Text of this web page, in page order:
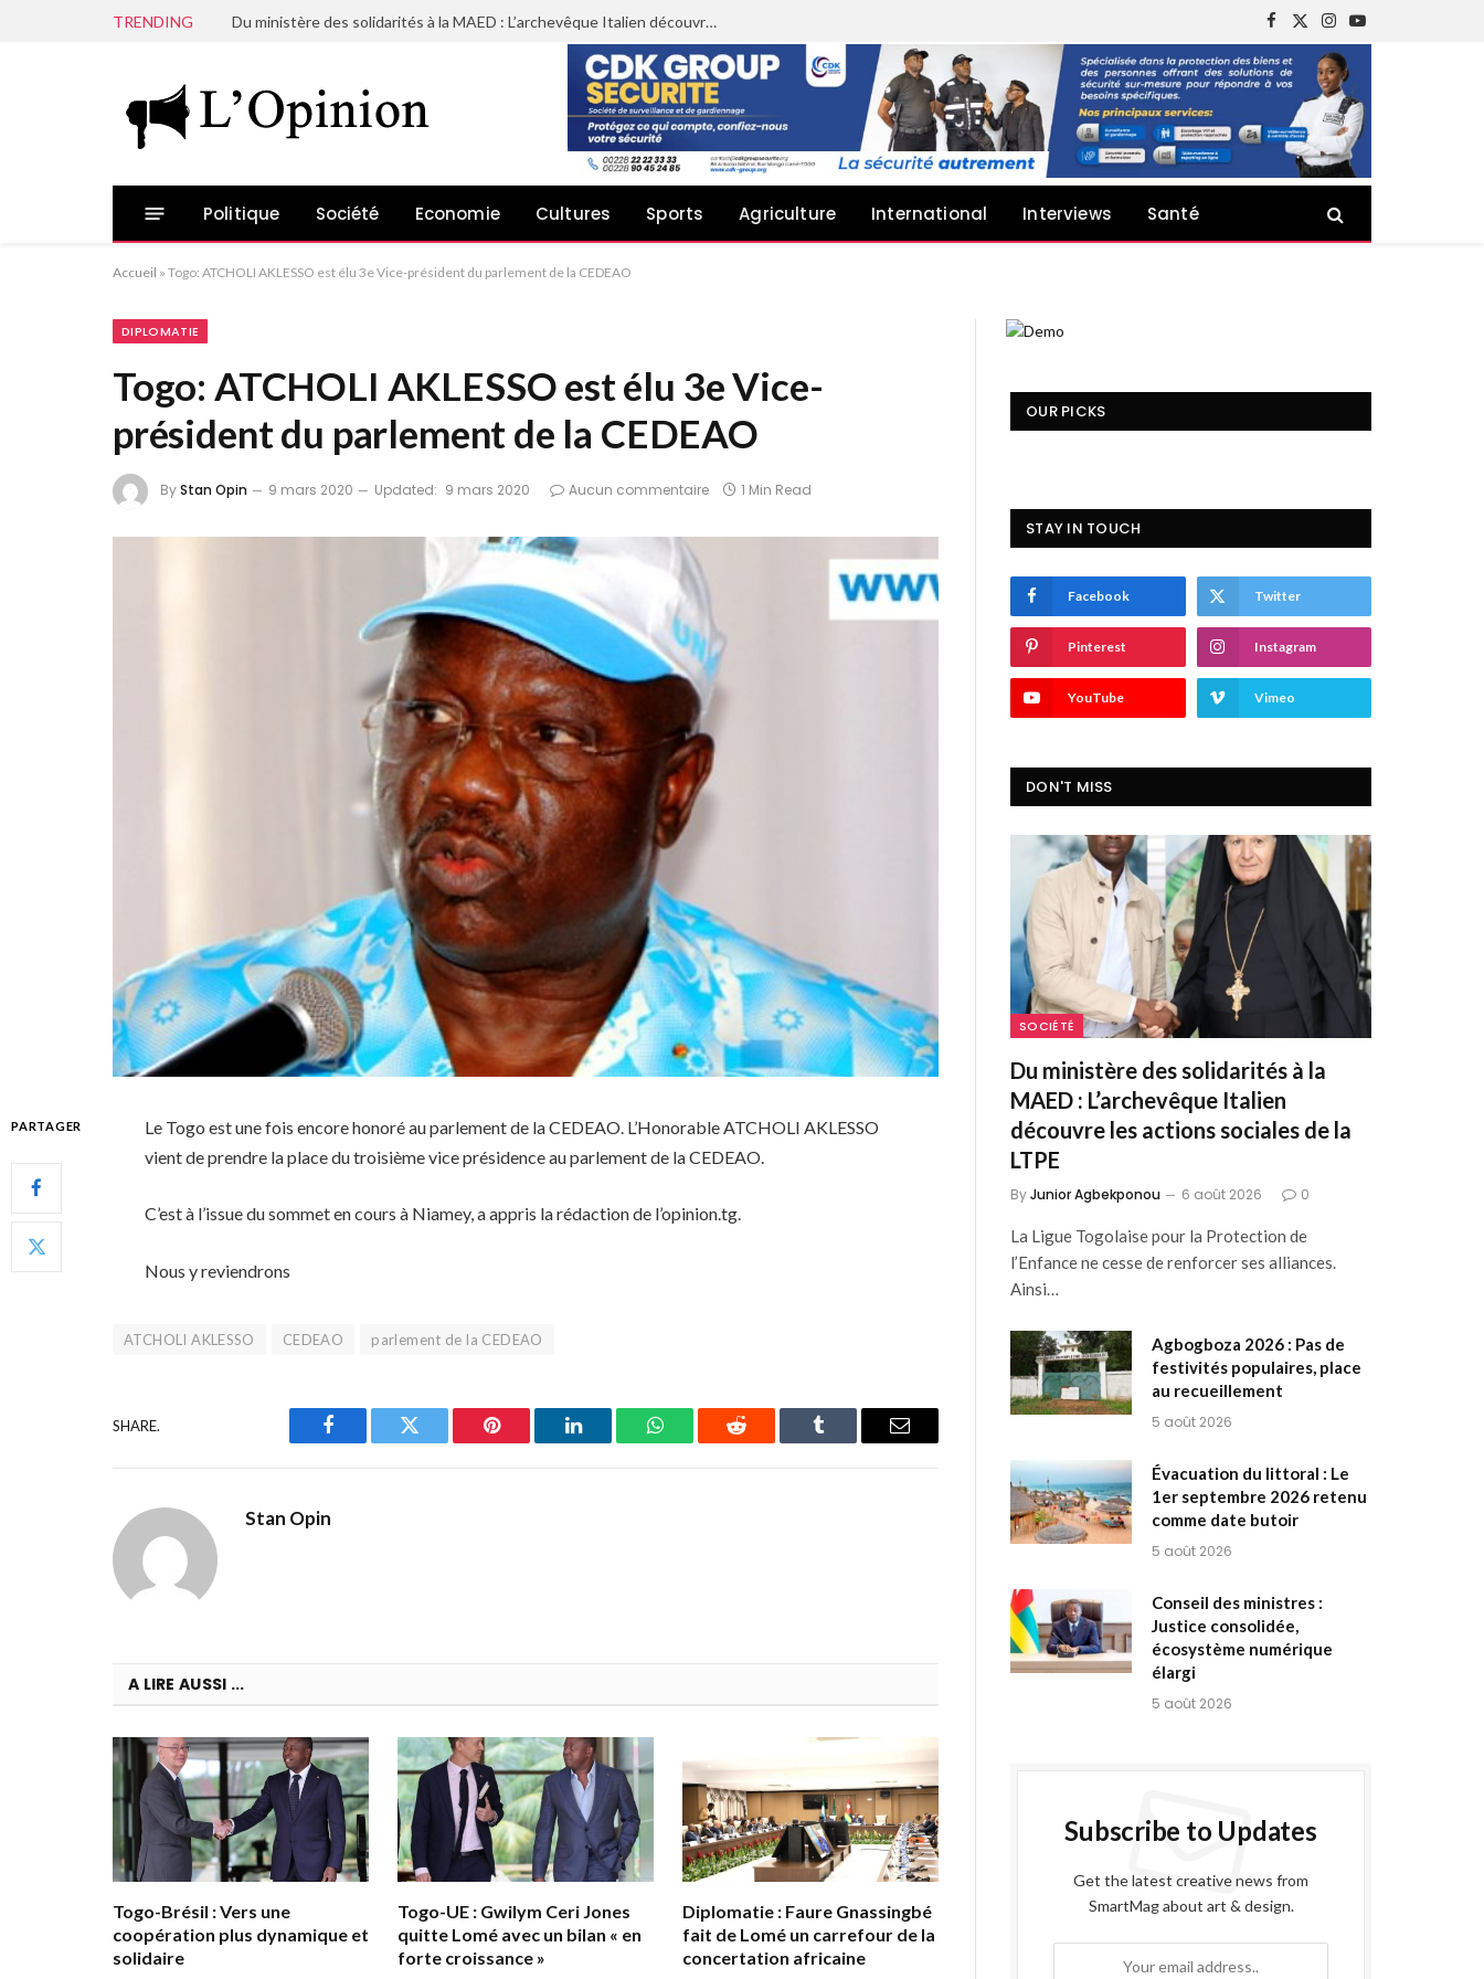
TRENDING Du ministère des solidarités à la MAED : L’archevêque Italien découvre les actions sociales de la LTPE
Facebook
X
(Twitter)
Instagram
YouTube
Politique Société Economie Cultures Sports Agriculture International Interviews Santé
Accueil » Togo: ATCHOLI AKLESSO est élu 3e Vice-président du parlement de la CEDEAO
DIPLOMATIE
Togo: ATCHOLI AKLESSO est élu 3e Vice-
président du parlement de la CEDEAO
ByStan Opin 9 mars 2020 Updated: 9 mars 2020 Aucun commentaire 1 Min Read
PARTAGER
Le Togo est une fois encore honoré au parlement de la CEDEAO. L’Honorable ATCHOLI AKLESSO
vient de prendre la place du troisième vice présidence au parlement de la CEDEAO.
C’est à l’issue du sommet en cours à Niamey, a appris la rédaction de l’opinion.tg.
Nous y reviendrons
ATCHOLI AKLESSO CEDEAO parlement de la CEDEAO
SHARE.
Facebook Twitter Pinterest LinkedIn WhatsAppReddit Tumblr Email
Stan Opin
A LIRE AUSSI ...
Togo-Brésil : Vers une
coopération plus dynamique et
solidaire
Togo-UE : Gwilym Ceri Jones
quitte Lomé avec un bilan « en
forte croissance »
Diplomatie : Faure Gnassingbé
fait de Lomé un carrefour de la
concertation africaine
OUR PICKS
STAY IN TOUCH
Facebook Twitter
Pinterest Instagram
YouTube Vimeo
DON'T MISS
SOCIÉTÉ
Du ministère des solidarités à la
MAED : L’archevêque Italien
découvre les actions sociales de la
LTPE
ByJunior Agbekponou 6 août 2026 0
La Ligue Togolaise pour la Protection de
l’Enfance ne cesse de renforcer ses alliances.
Ainsi…
Agbogboza 2026 : Pas de
festivités populaires, place
au recueillement
5 août 2026
Évacuation du littoral : Le
1er septembre 2026 retenu
comme date butoir
5 août 2026
Conseil des ministres :
Justice consolidée,
écosystème numérique
élargi
5 août 2026
Subscribe to Updates
Get the latest creative news from
SmartMag about art & design.